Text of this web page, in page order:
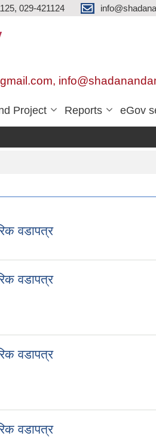
029-421124
Project Reports eGov
वडापत्र
वडापत्र
वडापत्र
वडापत्र